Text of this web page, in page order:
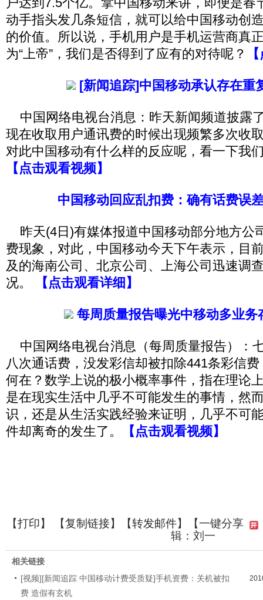
动手指头发几条短信，就可以给中国移动创
的价值。所以说，手机用户是手机运营商真
为“上帝”，我们是否得到了应有的对待呢？
[新闻追踪]中国移动承认存在重
中国网络电视台消息：昨天新闻频道披露
现在收取用户通讯费的时候出现频繁多次收
对此中国移动有什么样的反应呢，看一下我
【点击观看视频】
中国移动回应乱扣费：确有话费误
昨天(4日)有媒体报道中国移动部分地方公
费现象，对此，中国移动今天下午表示，目
及的海南公司、北京公司、上海公司迅速调
况。
【点击观看详细】
每周质量报告曝光中移动多业务
中国网络电视台消息（每周质量报告）：
八次通话费，没发彩信却被扣除441条彩信
何在？数学上说的极小概率事件，指在理论
是在现实生活中几乎不可能发生的事情，然
识，还是从生活实践经验来证明，几乎不可
件却离奇的发生了。
【点击观看视频】
【打印】 【复制链接】【转发邮件】
【一键分享
辑：刘一
相关链接
[视频][新闻追踪 中国移动计费受质疑]手机资费：关机被扣
费 造假有玄机